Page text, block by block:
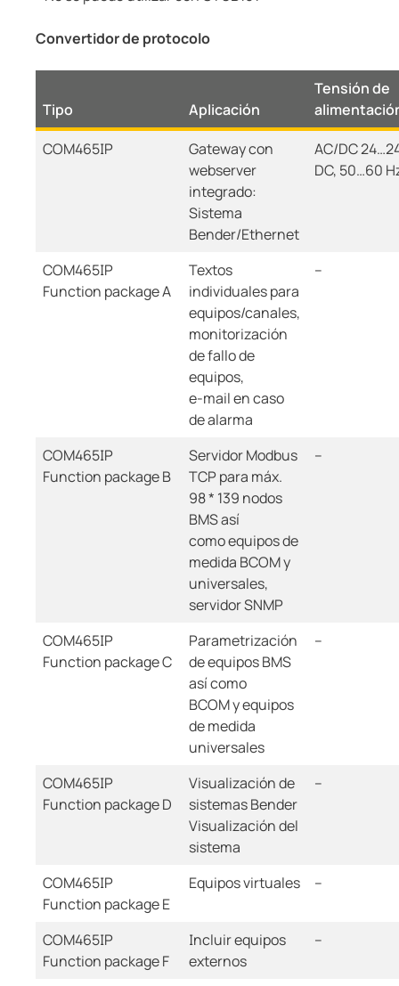
Convertidor de protocolo
Tipo Aplicación
Tensión de
COM465IP
Gateway con
webserver
integrado:
Sistema
Bender/Ethernet
AC/DC
DC, 50…60
COM465IP
Function package A
Textos
individuales para
equipos/canales,
monitorización
de fallo de
equipos,
e-mail en caso
de alarma
--
COM465IP
Function package B
Servidor Modbus
TCP para máx.
98 * 139 nodos
BMS así
como equipos de
medida BCOM y
universales,
servidor SNMP
--
COM465IP
Function package C
Parametrización
de equipos BMS
así como
BCOM y equipos
de medida
universales
--
COM465IP
Function package D
Visualización de
sistemas Bender
Visualización del
sistema
--
COM465IP
Function package E
Equipos virtuales --
COM465IP
Function package F
Incluir equipos
externos
--